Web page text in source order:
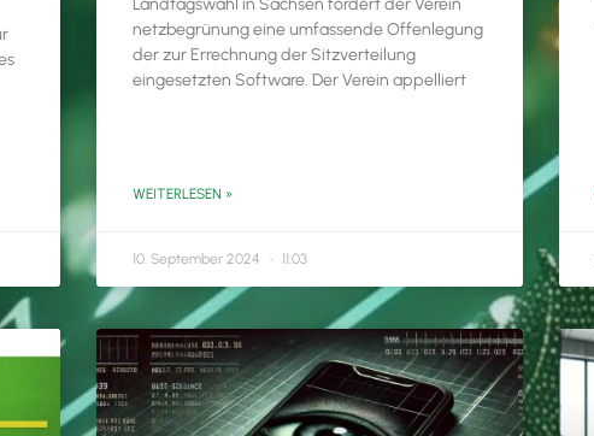
Landtagswahl in Sachsen fordert der Verein
netzbegrünung eine umfassende Offenlegung
der zur Errechnung der Sitzverteilung
eingesetzten Software. Der Verein appelliert
WEITERLESEN »
10. September 2024 11:03